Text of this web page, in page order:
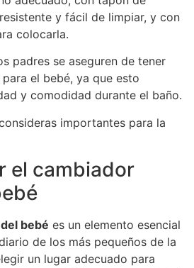
y fácil de limpiar, y con
colocarla.
padres se aseguren de tener
el bebé, ya que esto
y comodidad durante el baño.
importantes para la
el cambiador
bebé es un elemento esencial
de los más pequeños de la
un lugar adecuado para